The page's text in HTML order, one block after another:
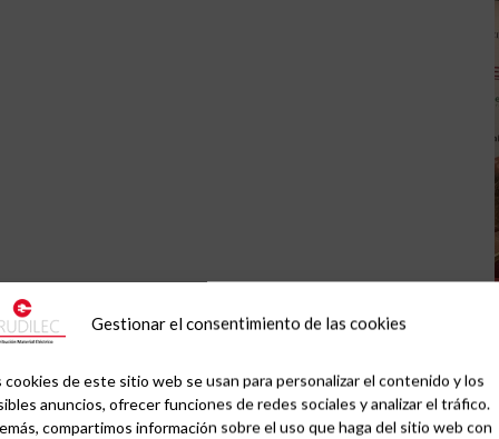
Gestionar el consentimiento de las cookies
cookies de este sitio web se usan para personalizar el contenido y los
anuncios, ofrecer funciones de redes sociales y analizar el tráfico.
compartimos información sobre el uso que haga del sitio web con